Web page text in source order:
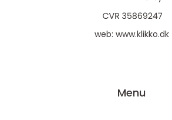
web: www.klikko.dk
Menu